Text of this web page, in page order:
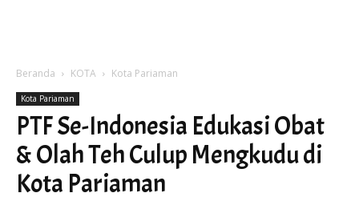
Beranda KOTA Kota Pariaman
Kota Pariaman
PTF Se-Indonesia Edukasi Obat
& Olah Teh Culup Mengkudu di
Kota Pariaman